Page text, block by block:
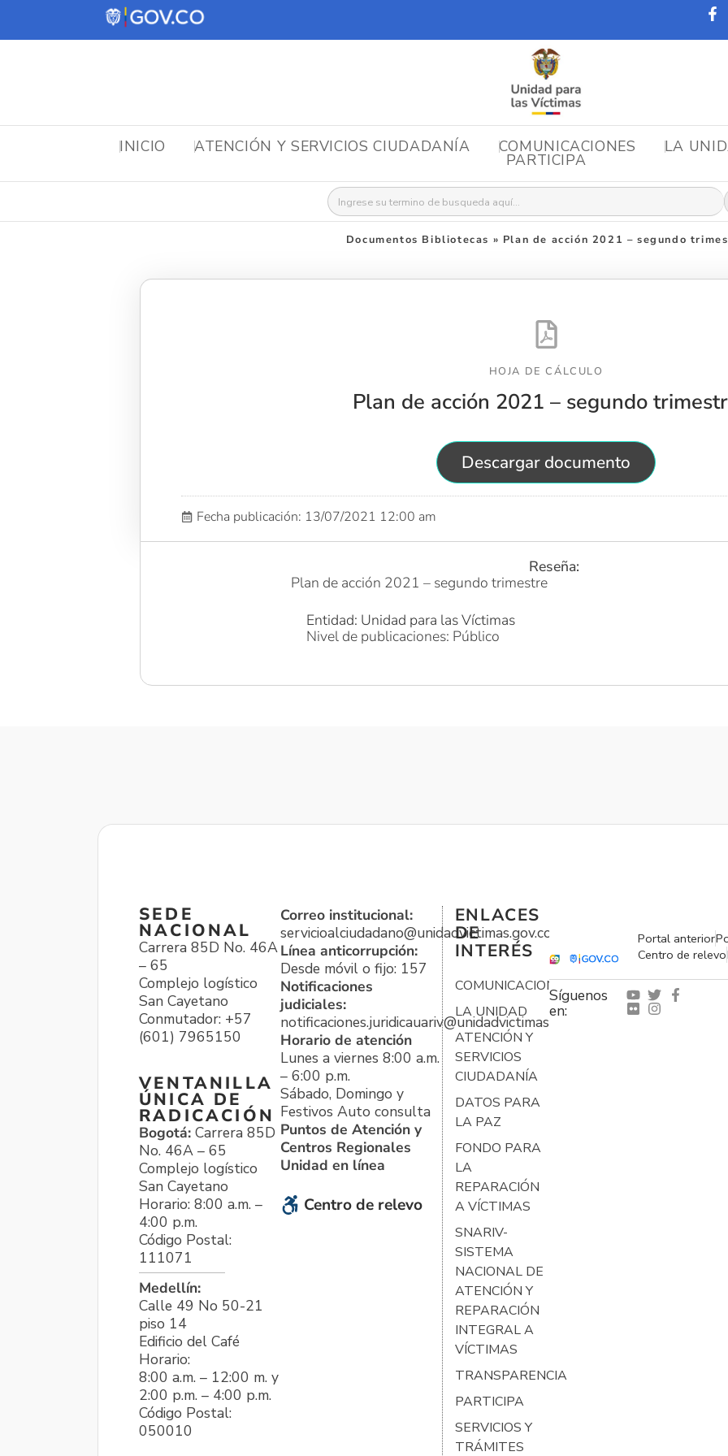
INICIO ATENCIÓN Y SERVICIOS CIUDADANÍA COMUNICACIONES LA
PARTICIPA
Buscar:
Documentos Bibliotecas » Plan de acción 2021 – segundo
HOJA DE CÁLCULO
Plan de acción 2021 – segundo
Descargar documento
Fecha publicación: 13/07/2021 12:00 am
Reseña:
Plan de acción 2021 – segundo trimestre
Entidad: Unidad para las Víctimas
Nivel de publicaciones: Público
SEDE
NACIONAL
Carrera 85D No. 46A
– 65
Complejo logístico
San Cayetano
Conmutador: +57
(601) 7965150
VENTANILLA
ÚNICA DE
RADICACIÓN
Bogotá: Carrera 85D
No. 46A – 65
Complejo logístico
San Cayetano
Horario: 8:00 a.m. –
4:00 p.m.
Código Postal:
111071
Medellín:
Calle 49 No 50-21
piso 14
Edificio del Café
Horario:
8:00 a.m. – 12:00 m. y
2:00 p.m. – 4:00 p.m.
Código Postal:
050010
Correo institucional:
servicioalciudadano@unidadvictimas.gov.co
Línea anticorrupción:
Desde móvil o fijo: 157
Notificaciones
judiciales:
notificaciones.juridicauariv@unidadvictimas.gov.co
Horario de atención
Lunes a viernes 8:00 a.m.
– 6:00 p.m.
Sábado, Domingo y
Festivos Auto consulta
Puntos de Atención y
Centros Regionales
Unidad en línea
Centro de relevo
ENLACES
DE
INTERÉS
COMUNICACIONES
LA UNIDAD
ATENCIÓN Y
SERVICIOS
CIUDADANÍA
DATOS PARA
LA PAZ
FONDO PARA
LA
REPARACIÓN
A VÍCTIMAS
SNARIV-
SISTEMA
NACIONAL DE
ATENCIÓN Y
REPARACIÓN
INTEGRAL A
VÍCTIMAS
TRANSPARENCIA
PARTICIPA
SERVICIOS Y
TRÁMITES
Portal anterior
Centro de relevo
Síguenos
en: